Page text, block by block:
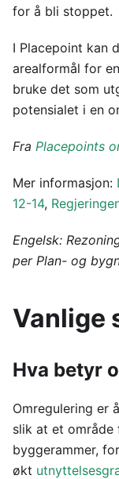
for å bli stoppet.
I Placepoint kan
arealformål for en
bruke det som
potensialet i en
Fra Placepoints
Mer informasjon:
12-14,
Engelsk:
per Plan- og
Vanlige
Hva betyr
Omregulering er
slik at et område
byggerammer,
økt